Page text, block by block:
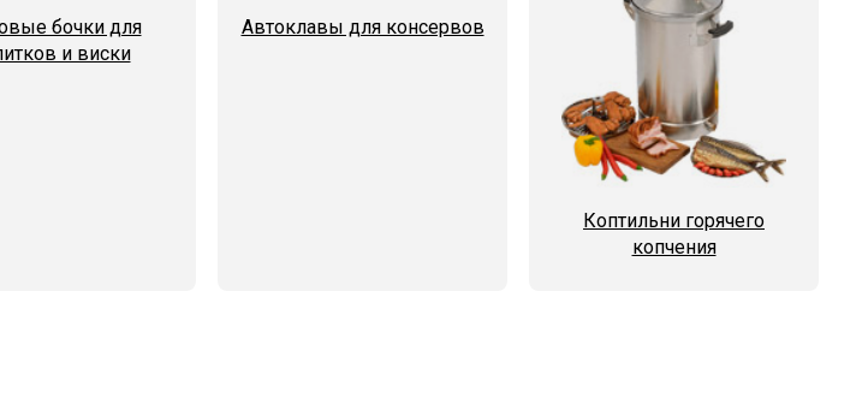
бочки для
и виски
Автоклавы для консервов
Коптильни горячего
копчения